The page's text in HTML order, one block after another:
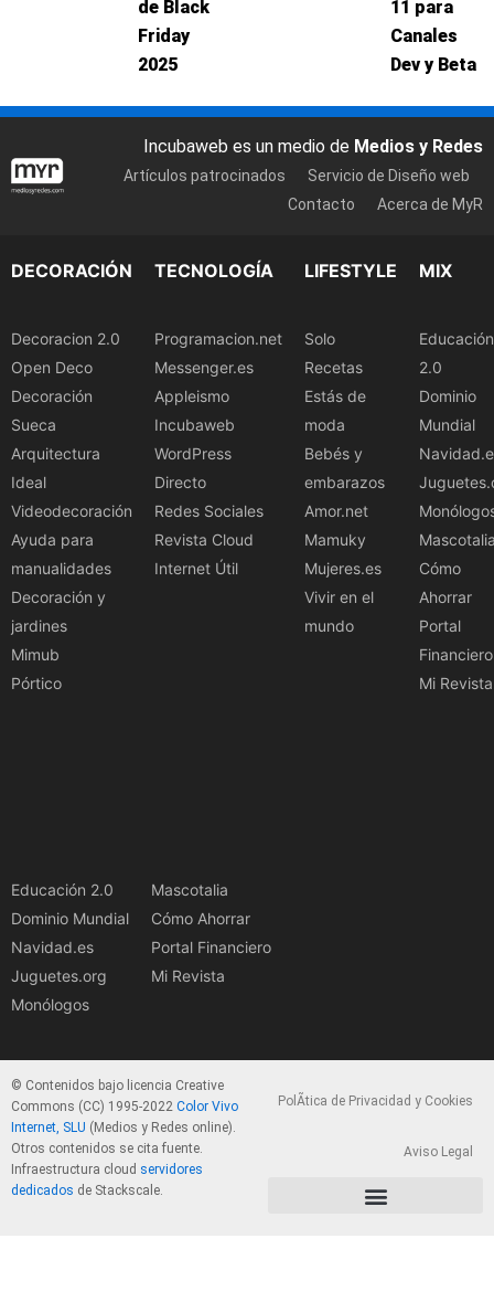
de Black
Friday
2025
11 para
Canales
Dev y Beta
Incubaweb es un medio de Medios y Redes
Artículos patrocinados
Servicio de Diseño web
Contacto
Acerca de MyR
DECORACIÓN
Decoracion 2.0
Open Deco
Decoración
Sueca
Arquitectura
Ideal
Videodecoración
Ayuda para
manualidades
Decoración y
jardines
Mimub
Pórtico
TECNOLOGÍA
Programacion.net
Messenger.es
Appleismo
Incubaweb
WordPress
Directo
Redes Sociales
Revista Cloud
Internet Útil
LIFESTYLE
Solo
Recetas
Estás de
moda
Bebés y
embarazos
Amor.net
Mamuky
Mujeres.es
Vivir en el
mundo
MIX
Educación
2.0
Dominio
Mundial
Cómo
Ahorrar
Portal
Financiero
Mi Revista
Educación 2.0
Dominio Mundial
Navidad.es
Juguetes.org
Monólogos
Mascotalia
Cómo Ahorrar
Portal Financiero
Mi Revista
© Contenidos bajo licencia Creative
Commons (CC) 1995-2022 Color Vivo
Internet, SLU (Medios y Redes online).
Otros contenidos se cita fuente.
Infraestructura cloud servidores
dedicados de Stackscale.
PolÃ­tica de Privacidad y Cookies
Aviso Legal